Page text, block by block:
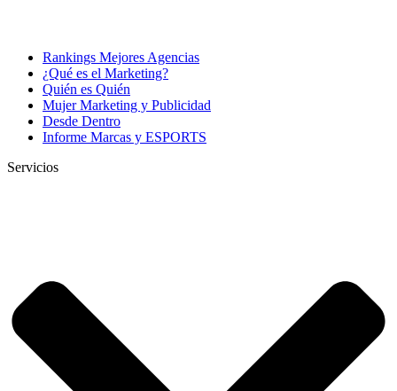
Rankings Mejores Agencias
¿Qué es el Marketing?
Quién es Quién
Mujer Marketing y Publicidad
Desde Dentro
Informe Marcas y ESPORTS
Servicios